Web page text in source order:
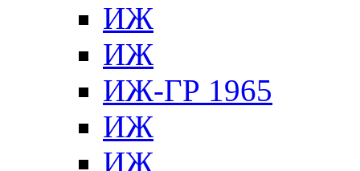
ИЖ
ИЖ
ИЖ-ГР 1965
ИЖ
ИЖ